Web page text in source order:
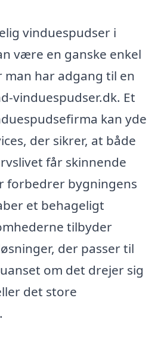
vinduespudser i
være en ganske enkel
har adgang til en
vinduespudser.dk. Et
kan yde
der sikrer, at både
får skinnende
forbedrer bygningens
et behageligt
tilbyder
der passer til
om det drejer sig
det store